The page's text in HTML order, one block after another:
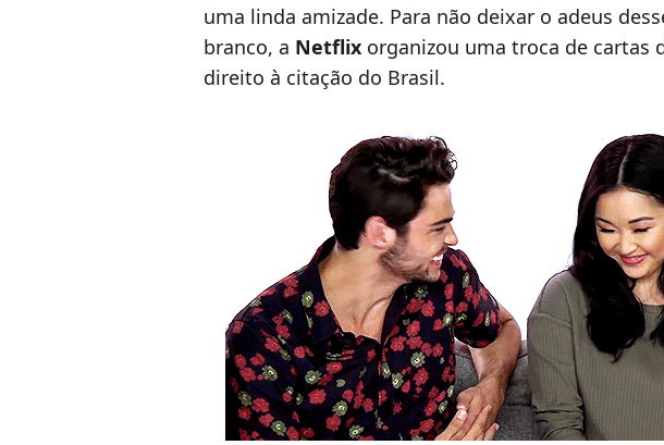
uma linda amizade. Para não deixar o adeus
branco, a Netflix organizou uma troca de cartas
direito à citação do Brasil.